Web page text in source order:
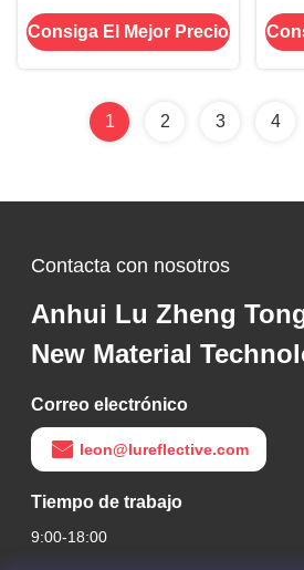
vinilo de 6 a 8 horas
Acrílico
Consiga El Mejor Precio
1 2 3 4
Contacta con nosotros
Anhui Lu Zheng
New Material
Correo electrónico
leon@lureflective.com
Tiempo de trabajo
9:00-18:00